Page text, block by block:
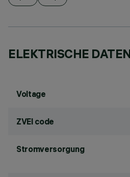
ELEKTRISCHE
Voltage
ZVEI code
Stromversorgung